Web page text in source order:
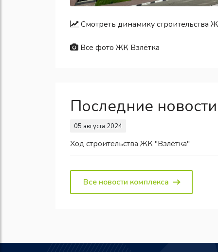
Смотреть динамику строительства
Все фото ЖК Взлётка
Последние новости
05 августа 2024
Ход строительства ЖК "Взлётка"
Все новости комплекса